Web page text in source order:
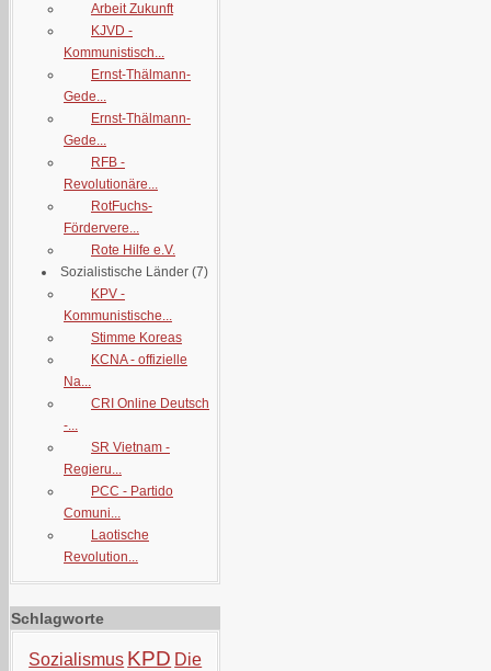
Arbeit Zukunft
KJVD -
Kommunistisch...
Ernst-Thälmann-
Gede...
Ernst-Thälmann-
Gede...
RFB -
Revolutionäre...
RotFuchs-
Fördervere...
Rote Hilfe e.V.
Sozialistische Länder (7)
KPV -
Kommunistische...
Stimme Koreas
KCNA - offizielle
Na...
CRI Online Deutsch
-...
SR Vietnam -
Regieru...
PCC - Partido
Comuni...
Laotische
Revolution...
Schlagworte
Sozialismus KPD Die